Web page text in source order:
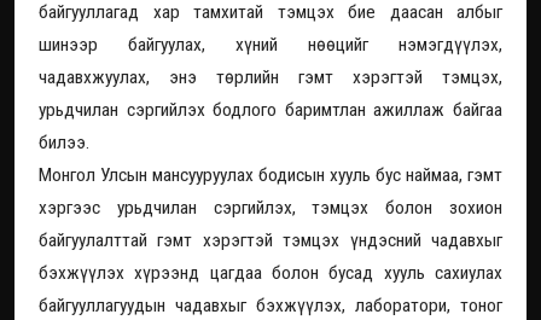
байгууллагад хар тамхитай тэмцэх бие даасан албыг
шинээр байгуулах, хүний нөөцийг нэмэгдүүлэх,
чадавхжуулах, энэ төрлийн гэмт хэрэгтэй тэмцэх,
урьдчилан сэргийлэх бодлого баримтлан ажиллаж байгаа
билээ.
Монгол Улсын мансууруулах бодисын хууль бус наймаа, гэмт
хэргээс урьдчилан сэргийлэх, тэмцэх болон зохион
байгуулалттай гэмт хэрэгтэй тэмцэх үндэсний чадавхыг
бэхжүүлэх хүрээнд цагдаа болон бусад хууль сахиулах
байгууллагуудын чадавхыг бэхжүүлэх, лаборатори, тоног